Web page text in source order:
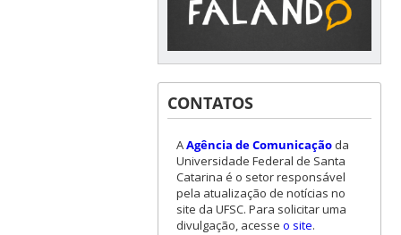
CONTATOS
AAgência de Comunicaçãoda
Universidade Federal de Santa
Catarina é o setor responsável
pela atualização de notícias no
site da UFSC. Para solicitar uma
divulgação, acesse o site.